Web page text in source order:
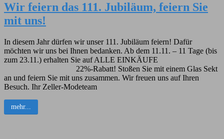
Wir feiern das 111. Jubiläum, feiern Sie
mit uns!
In diesem Jahr dürfen wir unser 111. Jubiläum feiern! Dafür
möchten wir uns bei Ihnen bedanken. Ab dem 11.11. – 11 Tage (bis
zum 23.11.) erhalten Sie auf ALLE EINKÄUFE
22%-Rabatt! Stoßen Sie mit einem Glas Sekt
an und feiern Sie mit uns zusammen. Wir freuen uns auf Ihren
Besuch. Ihr Zeller-Modeteam
mehr...